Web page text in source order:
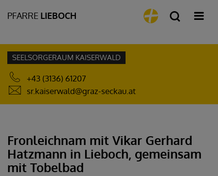
PFARRE LIEBOCH
SEELSORGERAUM KAISERWALD
+43 (3136) 61207
sr.kaiserwald@graz-seckau.at
Fronleichnam mit Vikar Gerhard
Hatzmann in Lieboch, gemeinsam
mit Tobelbad